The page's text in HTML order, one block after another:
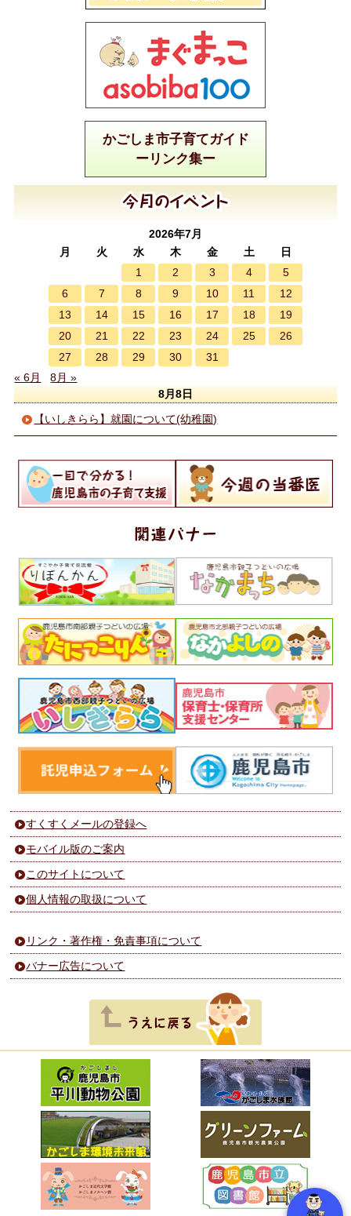
かごしま市子育てガイド
ーリンク集ー
2026年7月
月
火 水 木 金 土
日
1
2 3 4
5
6
7 8 9 10 11
12
13
14 15 16 17 18
19
20
21 22 23 24 25
26
27
28 29 30
31
« 6月
8月 »
8月8日
【いしきらら】就園について(幼稚園)
すくすくメールの登録へ
モバイル版のご案内
このサイトについて
個人情報の取扱について
リンク・著作権・免責事項について
バナー広告について